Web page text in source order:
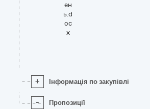
ен
ь.d
oc
x
+ Інформація по закупівлі
- Пропозиції